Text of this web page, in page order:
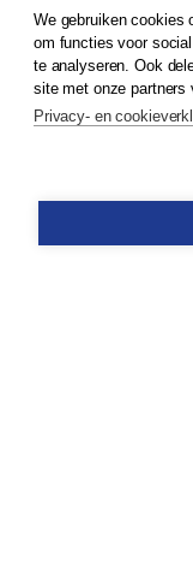
© 2026Koninklijke
Klantenservice
Service & informatie
Contact
We gebruiken cookies
om functies voor
te analyseren. Ook
site met onze partners
Privacy- en